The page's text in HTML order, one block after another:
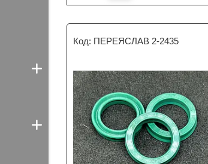
ПЕРЕЯСЛАВ 2-2435